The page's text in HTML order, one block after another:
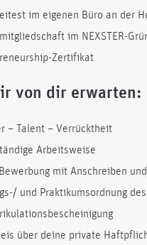
im eigenen Büro an der
im NEXSTER-
Zertifikat
von dir erwarten:
– Talent – Verrücktheit
Arbeitsweise
mit Anschreiben
und Praktikumsordnung
über deine private